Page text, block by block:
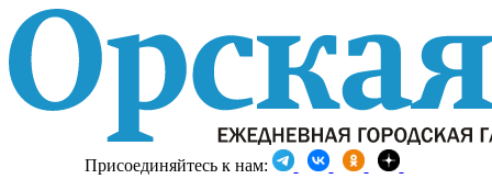
Присоединяйтесь к нам: